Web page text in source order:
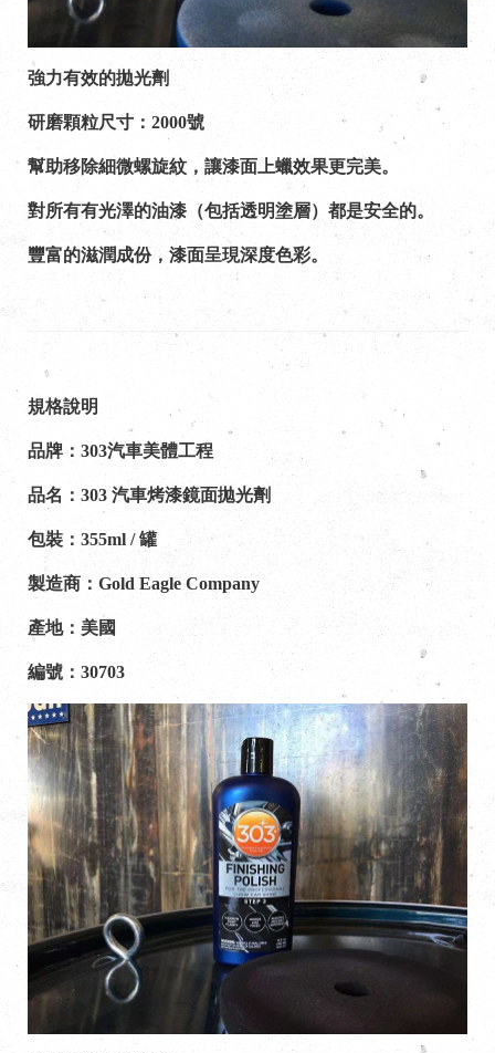
強力有效的拋光劑
研磨顆粒尺寸：2000號
幫助移除細微螺旋紋，讓漆面上蠟效果更完美。
對所有有光澤的油漆（包括透明塗層）都是安全的。
豐富的滋潤成份，漆面呈現深度色彩。
規格說明
品牌：303汽車美體工程
品名：303 汽車烤漆鏡面拋光劑
包裝：355ml / 罐
製造商：Gold Eagle Company
產地：美國
編號：30703